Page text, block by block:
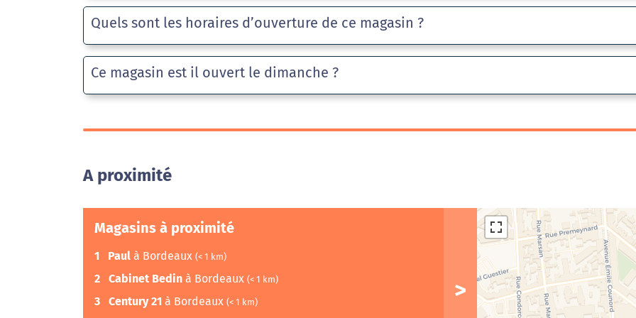
Quels sont les horaires d’ouverture de ce magasin ?
Ce magasin est il ouvert le dimanche ?
A proximité
Magasins à proximité
1 Paul à Bordeaux (< 1 km)
2 Cabinet Bedin à Bordeaux (< 1 km)
3 Century 21 à Bordeaux (< 1 km)